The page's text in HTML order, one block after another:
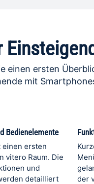
einen ersten
mit
Bedienelemente
ersten
vitero Raum. Die
und
detailliert
der